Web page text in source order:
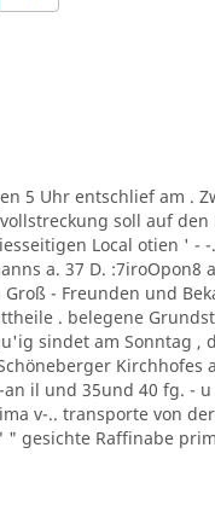
5 Uhr entschlief am .
soll auf den
Local otien ' - -
a. 37 D. :7iroOpon8
- Freunden und
. belegene
sindet am Sonntag ,
Kirchhofes
il und 35und 40 fg. -
v-.. transporte von
gesichte Raffinabe